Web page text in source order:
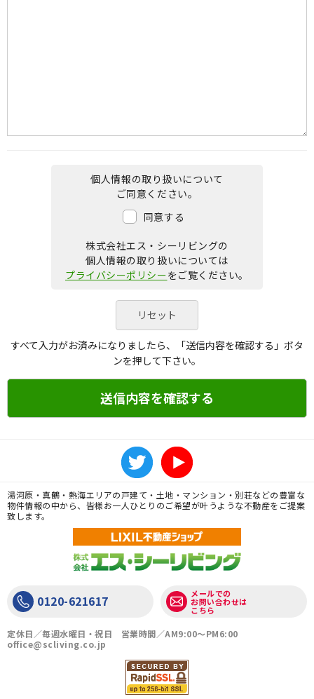
個人情報の取り扱いについて
ご同意ください。
同意する
株式会社エス・シーリビングの
個人情報の取り扱いについては
プライバシーポリシーをご覧ください。
すべて入力がお済みになりましたら、「送信内容を確認する」ボタ
ンを押して下さい。
湯河原・真鶴・熱海エリアの戸建て・土地・マンション・別荘などの豊富な
物件情報の中から、皆様お一人ひとりのご希望が叶うような不動産をご提案
致します。
0120-621617 メールでの
お問い合わせは
こちら
定休日／毎週水曜日・祝日 営業時間／AM9:00〜PM6:00
office@scliving.co.jp